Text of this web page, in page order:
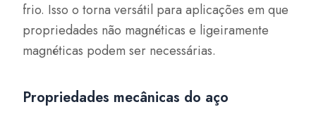
frio. Isso o torna versátil para aplicações em que
propriedades não magnéticas e ligeiramente
magnéticas podem ser necessárias.
Propriedades mecânicas do aço